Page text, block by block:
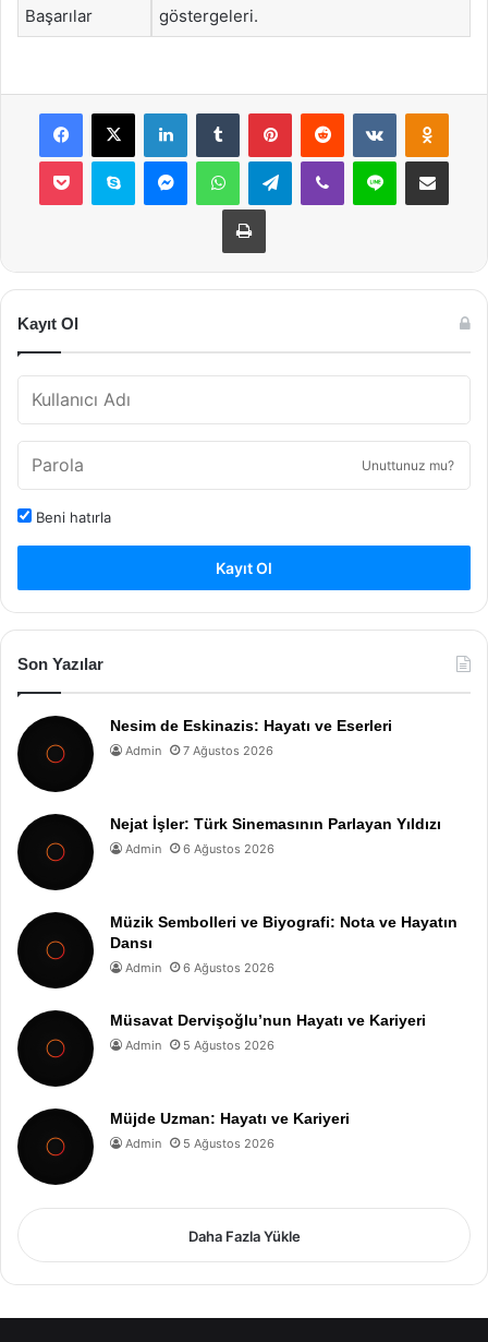
Başarılar
göstergeleri.
Facebook
X LinkedInTumblr PinterestReddit VKontakte
Pocket Skype MessengerWhatsAppTelegramViber Line E-Posta ile
Yazdır
Kayıt Ol
Unuttunuz mu?
Beni hatırla
Kayıt Ol
Son Yazılar
Nesim de Eskinazis: Hayatı ve Eserleri
Admin 7 Ağustos 2026
Nejat İşler: Türk Sinemasının Parlayan Yıldızı
Admin 6 Ağustos 2026
Müzik Sembolleri ve Biyografi: Nota ve Hayatın
Dansı
Admin 6 Ağustos 2026
Müsavat Dervişoğlu’nun Hayatı ve Kariyeri
Admin 5 Ağustos 2026
Müjde Uzman: Hayatı ve Kariyeri
Admin 5 Ağustos 2026
Daha Fazla Yükle